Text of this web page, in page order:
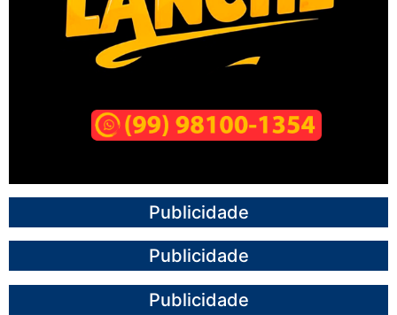
Publicidade
Publicidade
Publicidade